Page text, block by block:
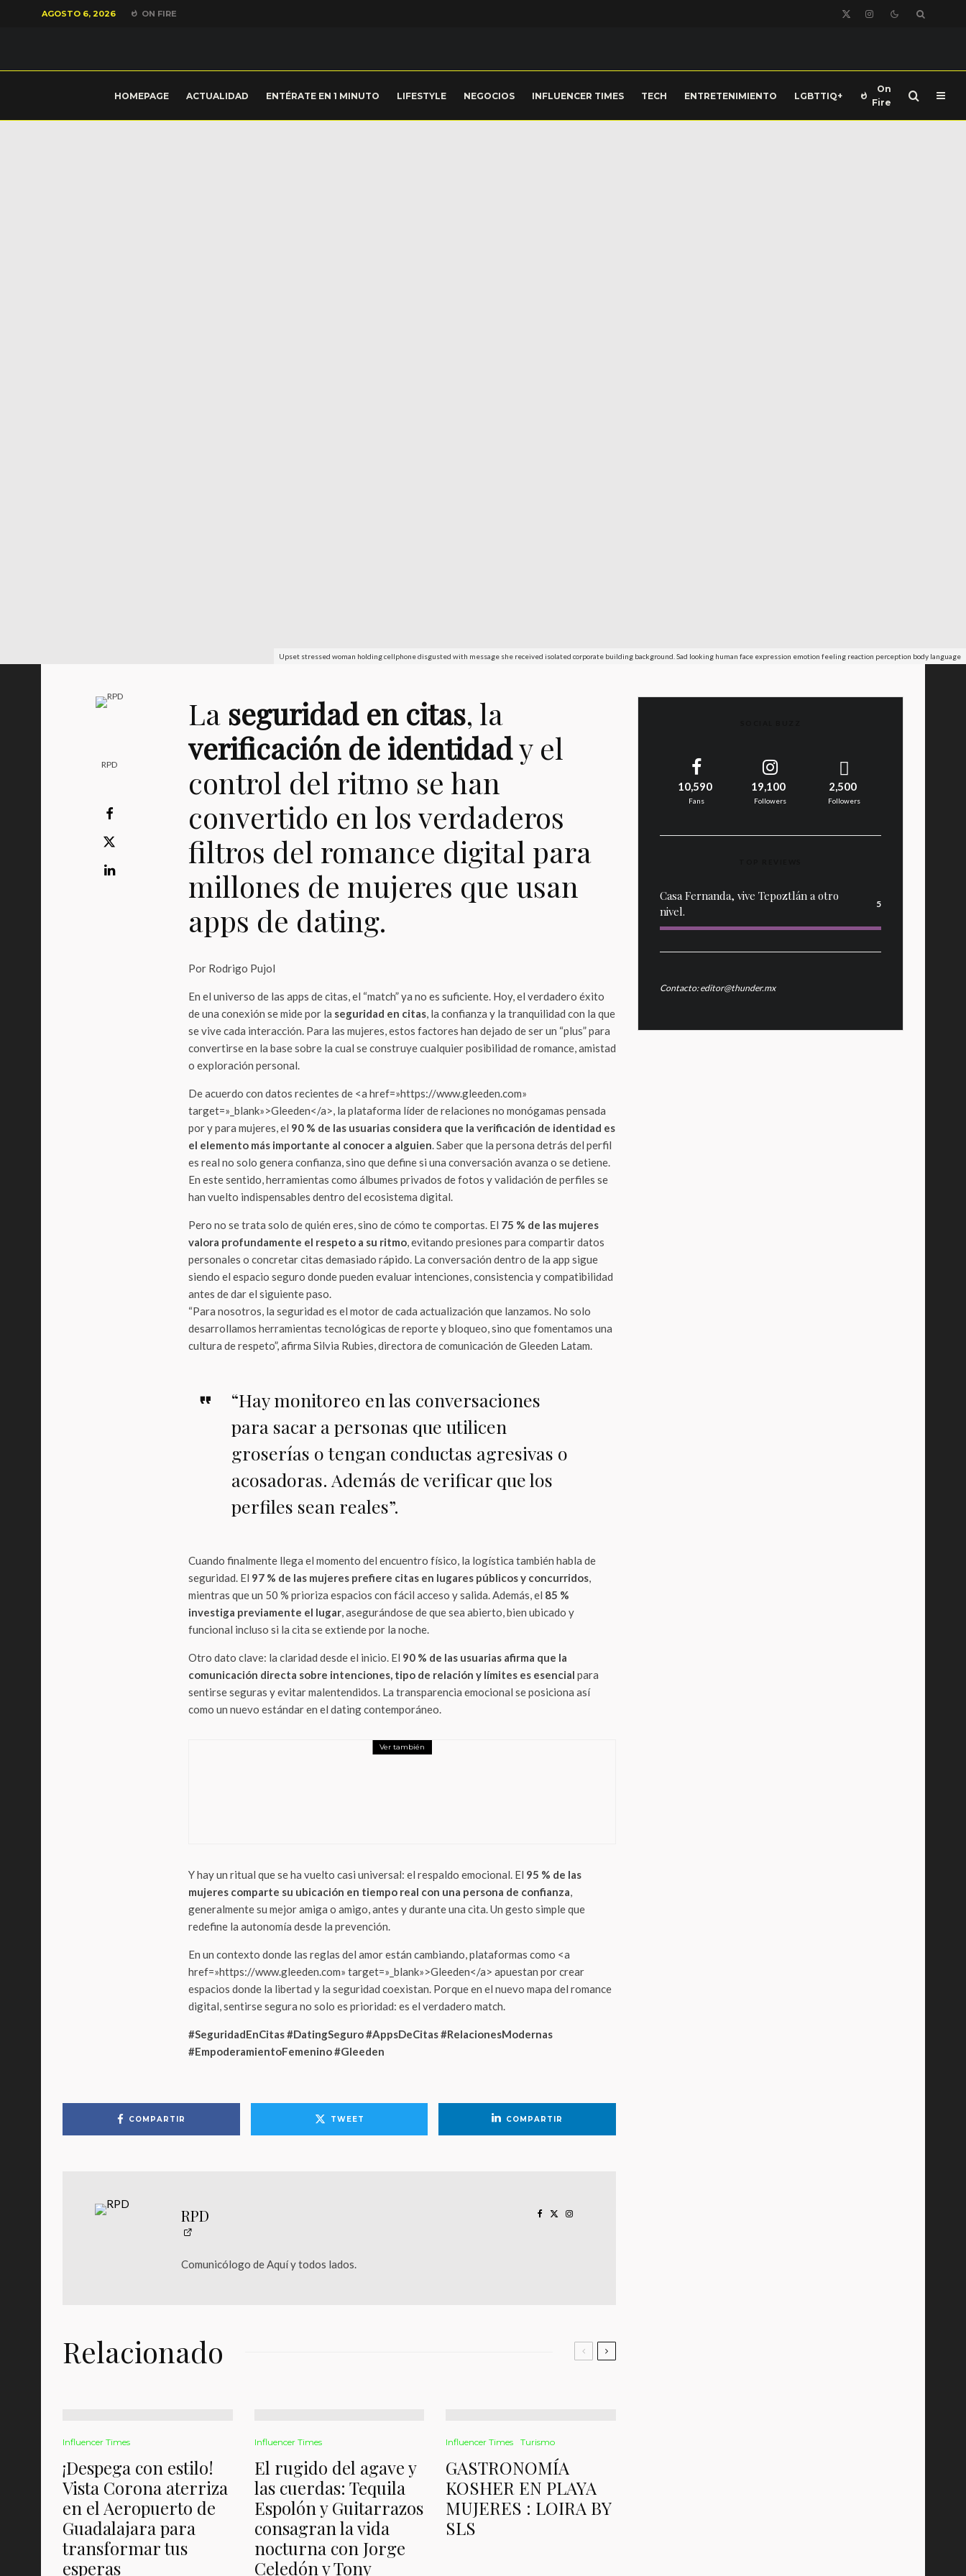
AGOSTO 6, 2026 ON FIRE
HOMEPAGE ACTUALIDAD ENTÉRATE EN 1 MINUTO LIFESTYLE NEGOCIOS INFLUENCER TIMES TECH ENTRETENIMIENTO LGBTTIQ+
On
Fire
Upset stressed woman holding cellphone disgusted with message she received isolated corporate building background. Sad looking human face expression emotion feeling reaction perception body language
RPD
La seguridad en citas, la
verificación de identidady el
control del ritmo se han
convertido en los verdaderos
filtros del romance digital para
millones de mujeres que usan
apps de dating.
Por Rodrigo Pujol
En el universo de las apps de citas, el “match” ya no es suficiente. Hoy, el verdadero éxito
de una conexión se mide por la seguridad en citas, la confianza y la tranquilidad con la que
se vive cada interacción. Para las mujeres, estos factores han dejado de ser un “plus” para
convertirse en la base sobre la cual se construye cualquier posibilidad de romance, amistad
o exploración personal.
De acuerdo con datos recientes de <a href=»https://www.gleeden.com»
target=»_blank»>Gleeden</a>, la plataforma líder de relaciones no monógamas pensada
por y para mujeres, el 90 % de las usuarias considera que la verificación de identidad es
el elemento más importante al conocer a alguien. Saber que la persona detrás del perfil
es real no solo genera confianza, sino que define si una conversación avanza o se detiene.
En este sentido, herramientas como álbumes privados de fotos y validación de perfiles se
han vuelto indispensables dentro del ecosistema digital.
Pero no se trata solo de quién eres, sino de cómo te comportas. El 75 % de las mujeres
valora profundamente el respeto a su ritmo, evitando presiones para compartir datos
personales o concretar citas demasiado rápido. La conversación dentro de la app sigue
siendo el espacio seguro donde pueden evaluar intenciones, consistencia y compatibilidad
antes de dar el siguiente paso.
“Para nosotros, la seguridad es el motor de cada actualización que lanzamos. No solo
desarrollamos herramientas tecnológicas de reporte y bloqueo, sino que fomentamos una
cultura de respeto”, afirma Silvia Rubies, directora de comunicación de Gleeden Latam.
“Hay monitoreo en las conversaciones
para sacar a personas que utilicen
groserías o tengan conductas agresivas o
acosadoras. Además de verificar que los
perfiles sean reales”.
Cuando finalmente llega el momento del encuentro físico, la logística también habla de
seguridad. El 97 % de las mujeres prefiere citas en lugares públicos y concurridos,
mientras que un 50 % prioriza espacios con fácil acceso y salida. Además, el 85 %
investiga previamente el lugar, asegurándose de que sea abierto, bien ubicado y
funcional incluso si la cita se extiende por la noche.
Otro dato clave: la claridad desde el inicio. El 90 % de las usuarias afirma que la
comunicación directa sobre intenciones, tipo de relación y límites es esencial para
sentirse seguras y evitar malentendidos. La transparencia emocional se posiciona así
como un nuevo estándar en el dating contemporáneo.
Ver también
Y hay un ritual que se ha vuelto casi universal: el respaldo emocional. El 95 % de las
mujeres comparte su ubicación en tiempo real con una persona de confianza,
generalmente su mejor amiga o amigo, antes y durante una cita. Un gesto simple que
redefine la autonomía desde la prevención.
En un contexto donde las reglas del amor están cambiando, plataformas como <a
href=»https://www.gleeden.com» target=»_blank»>Gleeden</a> apuestan por crear
espacios donde la libertad y la seguridad coexistan. Porque en el nuevo mapa del romance
digital, sentirse segura no solo es prioridad: es el verdadero match.
#SeguridadEnCitas #DatingSeguro #AppsDeCitas #RelacionesModernas
#EmpoderamientoFemenino #Gleeden
COMPARTIR TWEET COMPARTIR
RPD
Comunicólogo de Aquí y todos lados.
Relacionado
Influencer Times
¡Despega con estilo!
Vista Corona aterriza
en el Aeropuerto de
Guadalajara para
transformar tus
esperas
Influencer Times
El rugido del agave y
las cuerdas: Tequila
Espolón y Guitarrazos
consagran la vida
nocturna con Jorge
Celedón y Tony
Influencer Times Turismo
GASTRONOMÍA
KOSHER EN PLAYA
MUJERES : LOIRA BY
SLS
10,590
Fans
19,100
Followers
2,500
Followers
Casa Fernanda, vive Tepoztlán a otro
nivel.
5
Contacto: editor@thunder.mx